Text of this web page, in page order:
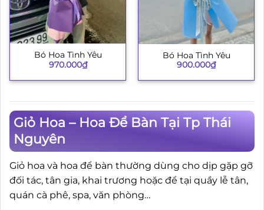
Bó Hoa Tình Yêu
970.000₫
Bó Hoa Tình Yêu
900.000₫
Giỏ Hoa – Hoa Để Bàn Tại Tp Thái
Nguyên
Giỏ hoa và hoa để bàn thường dùng cho dịp gặp gỡ
đối tác, tân gia, khai trương hoặc để tại quầy lễ tân,
quán cà phê, spa, văn phòng…